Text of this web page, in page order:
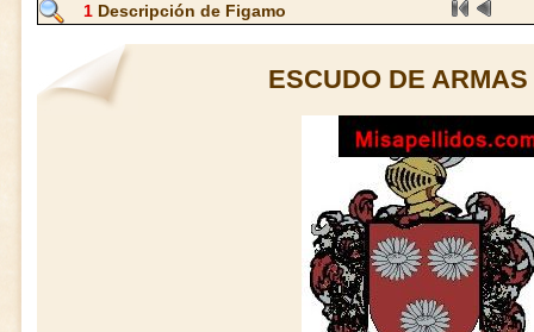
1 Descripción de Figamo
ESCUDO DE